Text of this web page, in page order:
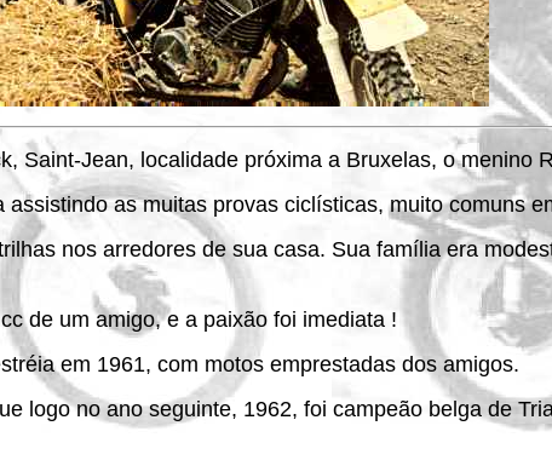
Saint-Jean, localidade próxima a Bruxelas, o menino
as muitas provas ciclísticas, muito comuns
nos arredores de sua casa. Sua família era
de um amigo, e a paixão foi imediata !
em 1961, com motos emprestadas dos amigos.
logo no ano seguinte, 1962, foi campeão belga de